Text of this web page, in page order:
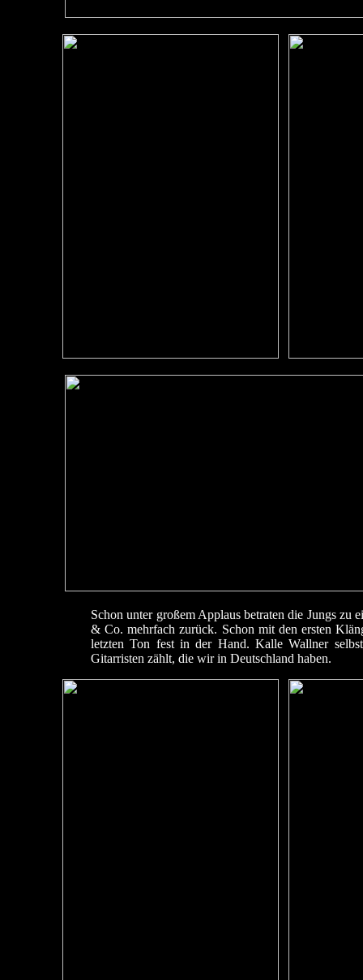
Schon unter großem Applaus betraten die Jungs zu
& Co. mehrfach zurück. Schon mit den ersten
letzten Ton fest in der Hand. Kalle Wallner
Gitarristen zählt, die wir in Deutschland haben.